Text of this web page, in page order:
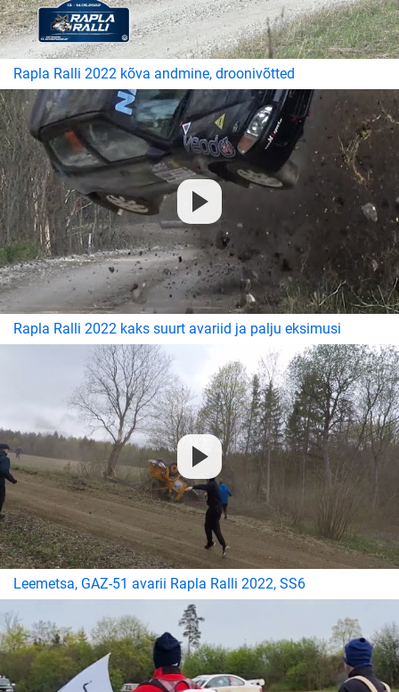
Rapla Ralli 2022 kõva andmine, droonivõtted
Rapla Ralli 2022 kaks suurt avariid ja palju eksimusi
Leemetsa, GAZ-51 avarii Rapla Ralli 2022, SS6